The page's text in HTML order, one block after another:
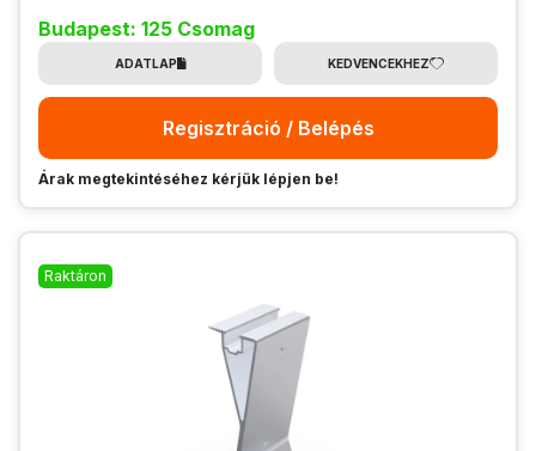
Budapest: 125 Csomag
ADATLAP KEDVENCEKHEZ
Regisztráció / Belépés
Árak megtekintéséhez kérjük lépjen be!
Raktáron